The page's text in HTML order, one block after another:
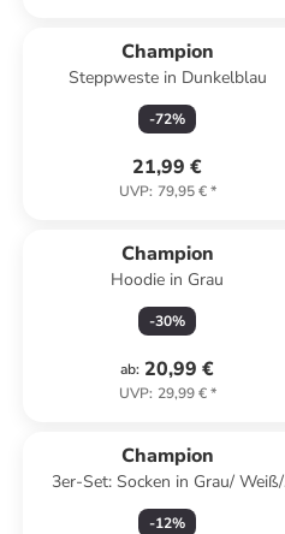
Champion
Steppweste in Dunkelblau
-72%
21,99 €
UVP: 79,95 €*
Champion
Hoodie in Grau
-30%
ab: 20,99 €
UVP: 29,99 €*
Champion
3er-Set: Socken in Grau/ Weiß/
Schwarz
-12%